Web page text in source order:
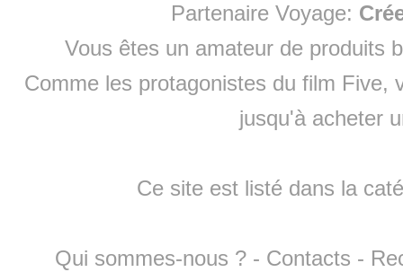
Partenaire Voyage:
Vous êtes un amateur de produits
Comme les protagonistes du film Five,
jusqu'à acheter
Ce site est listé dans la
Qui sommes-nous ? - Contacts -